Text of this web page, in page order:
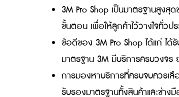
คนรักรถควรรู้!
3M Pro Shop เป็นมาตรฐ
ขั้นตอน เพื่อให้ลูกค้าไว้วางใ
ข้อดีของ 3M Pro Shop ได้แ